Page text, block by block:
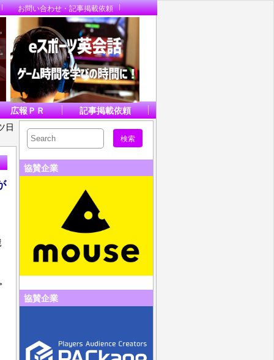
お問い合わせ・記事掲載依頼
広報ＰＲ
記事掲載依頼
日
協賛企業
協賛企業